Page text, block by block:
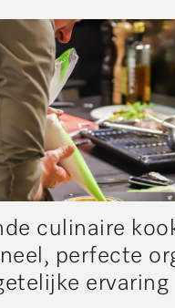
culinaire
perfecte
ervaring